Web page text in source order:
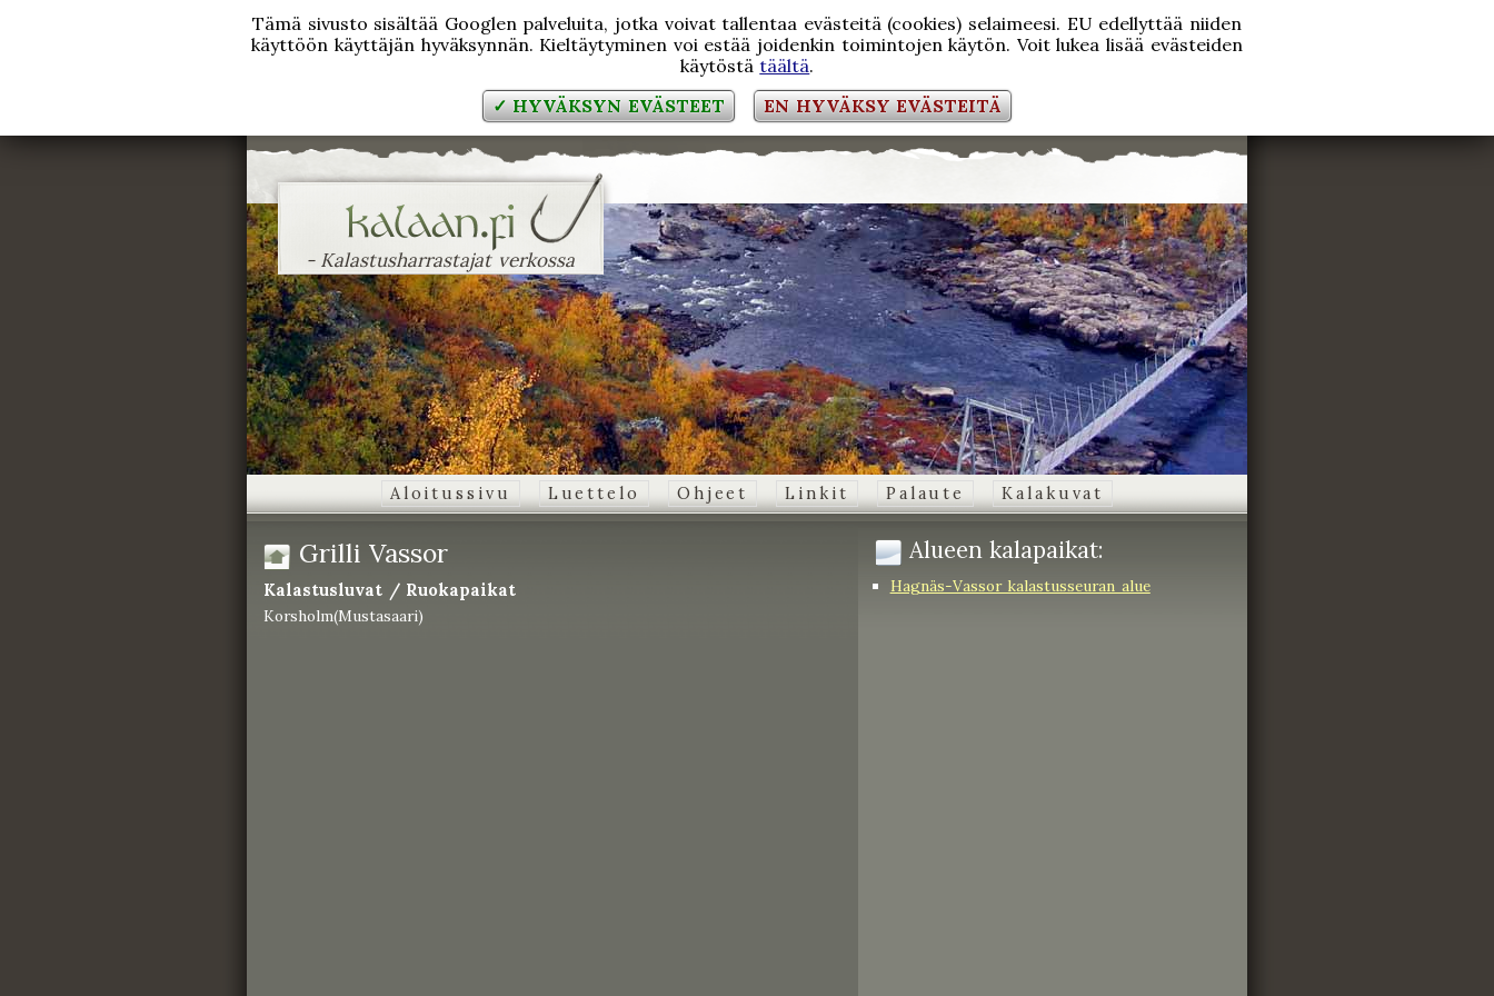
Tämä sivusto sisältää Googlen palveluita, jotka voivat tallentaa evästeitä (cookies) selaimeesi. EU edellyttää niiden
käyttöön käyttäjän hyväksynnän. Kieltäytyminen voi estää joidenkin toimintojen käytön. Voit lukea lisää evästeiden
käytöstätäältä.
✓ HYVÄKSYN EVÄSTEET
EN HYVÄKSY EVÄSTEITÄ
- Kalastusharrastajat verkossa
Aloitussivu Luettelo Ohjeet Linkit Palaute Kalakuvat
Grilli Vassor
Kalastusluvat / Ruokapaikat
Korsholm(Mustasaari)
Alueen kalapaikat:
Hagnäs-Vassor kalastusseuran alue